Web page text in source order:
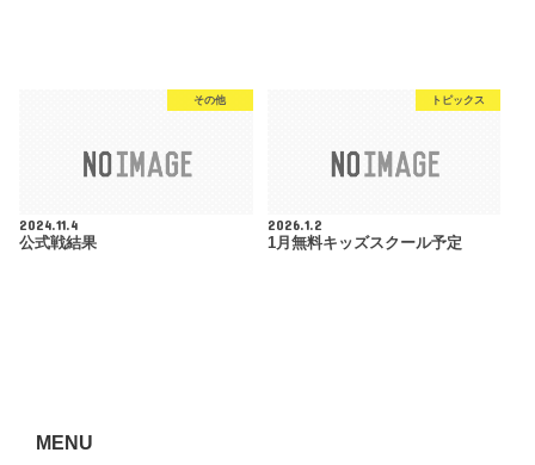
その他
2024.11.4
公式戦結果
トピックス
2026.1.2
1月無料キッズスクール予定
MENU